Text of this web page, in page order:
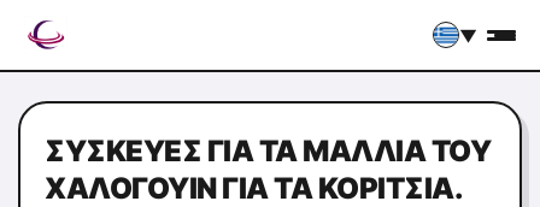
▼
ΣΥΣΚΕΥΈΣ ΓΙΑ ΤΑ ΜΑΛΛΙΆ ΤΟΥ
ΧΆΛΟΓΟΥΙΝ ΓΙΑ ΤΑ ΚΟΡΊΤΣΙΑ.